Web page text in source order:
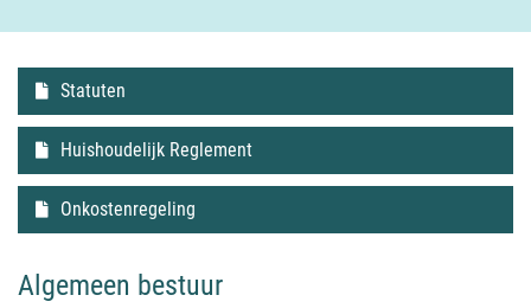
Statuten
Huishoudelijk Reglement
Onkostenregeling
Algemeen bestuur